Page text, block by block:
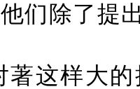
们除了提
著这样大